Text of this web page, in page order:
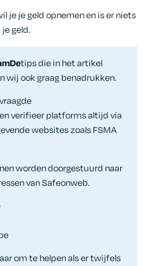
je je geld opnemen en is er niets
geld.
tips die in het artikel
wij ook graag benadrukken.
verifieer platforms altijd via
websites zoals FSMA
worden doorgestuurd naar
van Safeonweb.
om te helpen als er twijfels